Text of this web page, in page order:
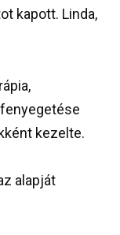
kapott. Linda,
kezelte.
alapját